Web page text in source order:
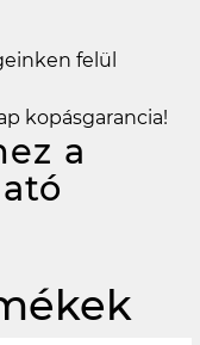
felül
kopásgarancia!
a